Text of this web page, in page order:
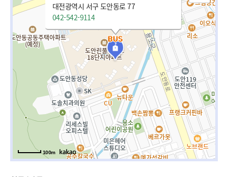
대전광역시 서구 도안동로 77
042-542-9114
100m